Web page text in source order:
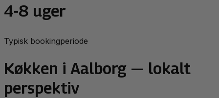
4-8 uger
Typisk bookingperiode
Køkken i Aalborg — lokalt
perspektiv